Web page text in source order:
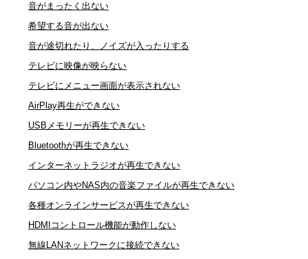
音がまったく出ない
希望する音が出ない
音が途切れたり、ノイズが入ったりする
テレビに映像が映らない
テレビにメニュー画面が表示されない
AirPlay再生ができない
USBメモリーが再生できない
Bluetoothが再生できない
インターネットラジオが再生できない
パソコン内やNAS内の音楽ファイルが再生できない
各種オンラインサービスが再生できない
HDMIコントロール機能が動作しない
無線LANネットワークに接続できない